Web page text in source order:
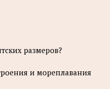
размеров?
и мореплавания